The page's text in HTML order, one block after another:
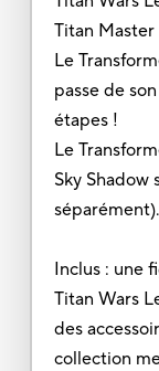
Titan Master
Le
passe de
étapes !
Le
Sky Shadow
séparément).
Inclus : une
Titan Wars
des
collection